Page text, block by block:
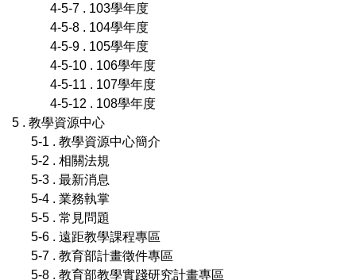
4-5-7 . 103學年度
4-5-8 . 104學年度
4-5-9 . 105學年度
4-5-10 . 106學年度
4-5-11 . 107學年度
4-5-12 . 108學年度
5 . 教學資源中心
5-1 . 教學資源中心簡介
5-2 . 相關法規
5-3 . 最新消息
5-4 . 業務執掌
5-5 . 常見問題
5-6 . 遠距教學課程專區
5-7 . 教育部計畫徵件專區
5-8 . 教育部教學實踐研究計畫專區